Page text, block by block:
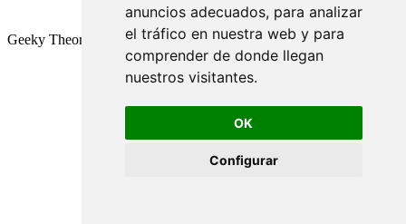
anuncios adecuados, para analizar
el tráfico en nuestra web y para
comprender de donde llegan
nuestros visitantes.
OK
Configurar
Geeky Theory © 2026